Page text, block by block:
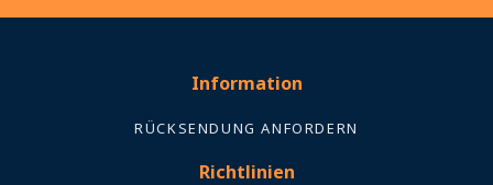
Information
RÜCKSENDUNG ANFORDERN
Richtlinien